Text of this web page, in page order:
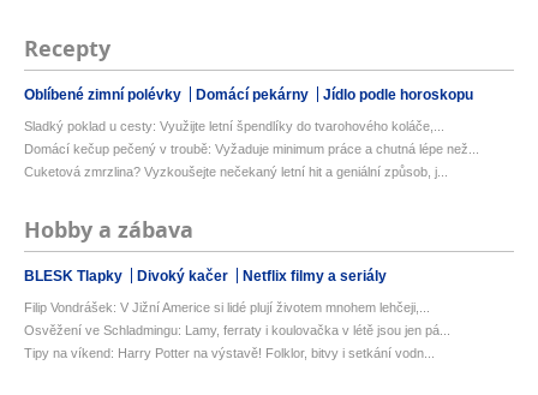
Recepty
Oblíbené zimní polévky Domácí pekárny Jídlo podle horoskopu
Sladký poklad u cesty: Využijte letní špendlíky do tvarohového koláče,...
Domácí kečup pečený v troubě: Vyžaduje minimum práce a chutná lépe než...
Cuketová zmrzlina? Vyzkoušejte nečekaný letní hit a geniální způsob, j...
Hobby a zábava
BLESK Tlapky Divoký kačer Netflix filmy a seriály
Filip Vondrášek: V Jižní Americe si lidé plují životem mnohem lehčeji,...
Osvěžení ve Schladmingu: Lamy, ferraty i koulovačka v létě jsou jen pá...
Tipy na víkend: Harry Potter na výstavě! Folklor, bitvy i setkání vodn...